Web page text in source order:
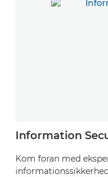
Information
Kom foran med